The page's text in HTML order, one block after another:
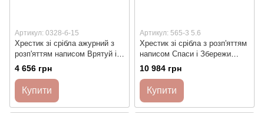
Артикул: 0328-б-15
Хрестик зі срібла ажурний з
розп'яттям написом Врятуй і
Збережи
4 656 грн
Купити
Артикул: 565-3 5.6
Хрестик зі срібла з розп'яттям
написом Спаси і Збережи
орнаментом і чорнінням
10 984 грн
Купити